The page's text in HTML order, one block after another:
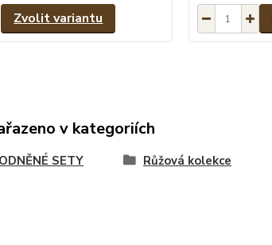
Zvolit variantu
v kategoriích
SETY Růžová kolekce